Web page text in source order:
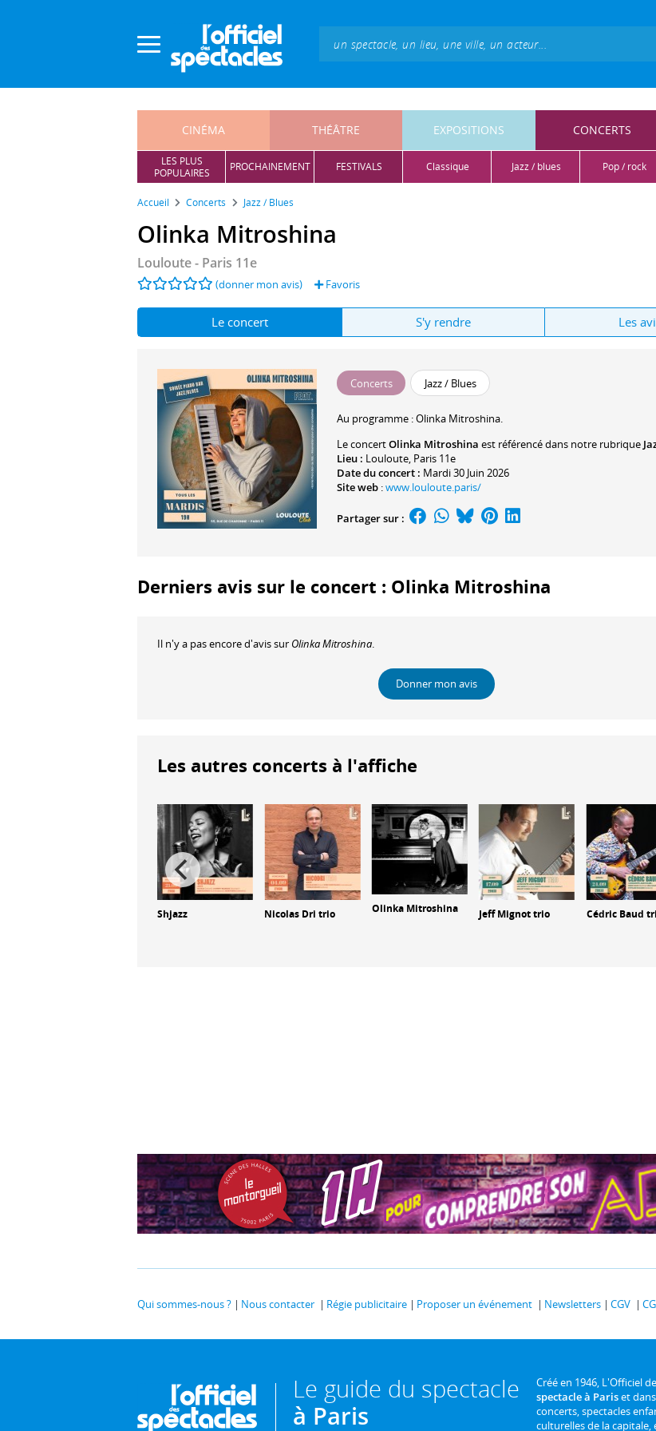
CINÉMA THÉÂTRE EXPOSITIONS CONCERTS
LES PLUS
POPULAIRES
PROCHAINEMENT FESTIVALS classique jazz / blues pop / rock
Accueil Concerts Jazz / Blues
Olinka Mitroshina
Louloute- Paris 11e
(donner mon avis) Favoris
Le concert S'y rendre Les
Concerts Jazz / Blues
Au programme :Olinka Mitroshina.
Le concertOlinka Mitroshina est référencé dans notre rubrique
Lieu : Louloute, Paris 11e
Date du concert : Mardi 30 Juin 2026
Site web :www.louloute.paris/
Partager sur :
Derniers avis sur le concert : Olinka Mitroshina
Il n'y a pas encore d'avis sur Olinka Mitroshina.
Donner mon avis
Les autres concerts à l'affiche
Shjazz Nicolas Dri trio Olinka Mitroshina Jeff Mignot trio Cédric Baud
Qui sommes-nous ? Nous contacter Régie publicitaire Proposer un événement Newsletters CGV
Le guide du spectacle
à Paris
Créé en 1946, L'Officiel
spectacle à Pariset
concerts, spectacles
culturelles de la